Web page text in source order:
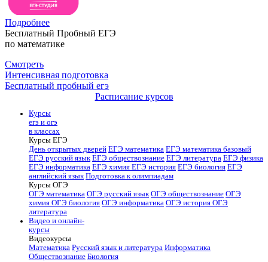
Подробнее
Бесплатный Пробный ЕГЭ
по математике
Смотреть
Интенсивная подготовка
Бесплатный пробный егэ
Расписание курсов
Курсы
егэ и огэ
в классах
Курсы ЕГЭ
День открытых дверей ЕГЭ математика ЕГЭ математика базовый
ЕГЭ русский язык ЕГЭ обществознание ЕГЭ литература ЕГЭ физика
ЕГЭ информатика ЕГЭ химия ЕГЭ история ЕГЭ биология ЕГЭ
английский язык Подготовка к олимпиадам
Курсы ОГЭ
ОГЭ математика ОГЭ русский язык ОГЭ обществознание ОГЭ
химия ОГЭ биология ОГЭ информатика ОГЭ история ОГЭ
литература
Видео и онлайн-
курсы
Видеокурсы
Математика Русский язык и литература Информатика
Обществознание Биология